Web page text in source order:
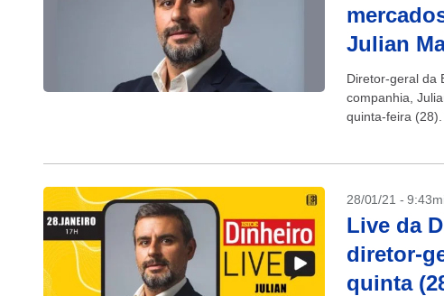
Julian
Diretor-geral da
companhia,
quinta-feira
28/01/21 -
Live da
diretor-
quinta